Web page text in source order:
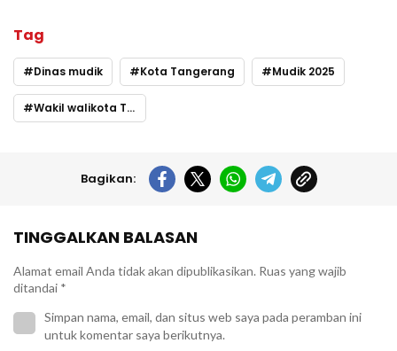
Tag
Dinas mudik Kota Tangerang Mudik 2025
Wakil walikota Tangerang
Bagikan:
TINGGALKAN BALASAN
Alamat email Anda tidak akan dipublikasikan. Ruas yang wajib
ditandai *
Simpan nama, email, dan situs web saya pada peramban ini
untuk komentar saya berikutnya.